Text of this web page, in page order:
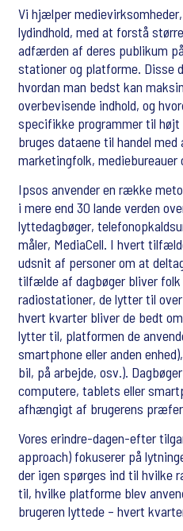
Vi hjælper
lydindhold, med at forstå
adfærden af deres publikum
stationer og platforme. Disse
hvordan man bedst kan
overbevisende indhold, og
specifikke programmer til
bruges dataene til handel med
marketingfolk, mediebureauer
Ipsos anvender en række
i mere end 30 lande verden
lyttedagbøger,
måler, MediaCell. I hvert
udsnit af personer om at
tilfælde af dagbøger bliver
radiostationer, de lytter til
hvert kvarter bliver de bedt
lytter til, platformen de
smartphone eller anden
bil, på arbejde, osv.).
computere, tablets eller
afhængigt af brugerens
Vores erindre-dagen-efter
approach) fokuserer på
der igen spørges ind til hvilke
til, hvilke platforme blev
brugeren lyttede – hvert